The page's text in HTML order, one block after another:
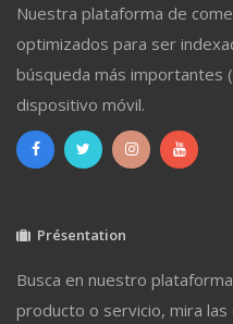
Nuestra plataforma de
optimizados para ser
búsqueda más importantes
dispositivo móvil.
Présentation
Busca en nuestro
producto o servicio, mira